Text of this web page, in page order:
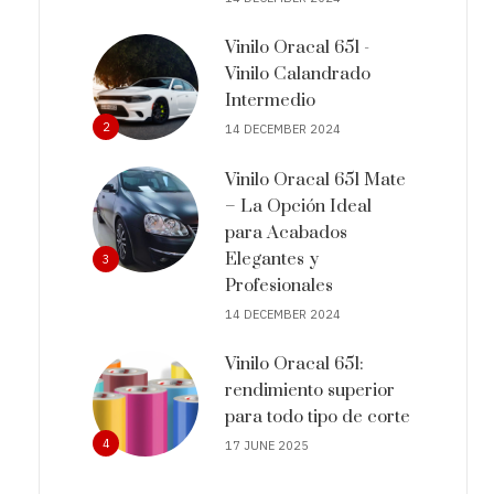
2
Vinilo Oracal 651 -
Vinilo Calandrado
Intermedio
14 DECEMBER 2024
3
Vinilo Oracal 651 Mate
– La Opción Ideal
para Acabados
Elegantes y
Profesionales
14 DECEMBER 2024
4
Vinilo Oracal 651:
rendimiento superior
para todo tipo de corte
17 JUNE 2025